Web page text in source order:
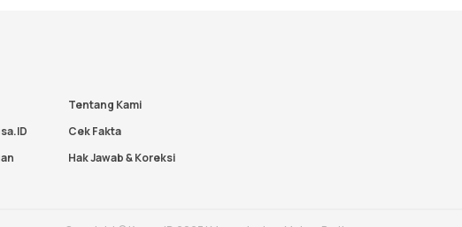
Tentang Kami
Cek Fakta
Hak Jawab & Koreksi